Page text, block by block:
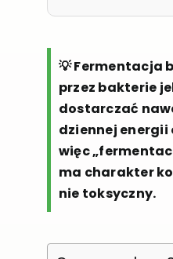
💡 Fermentacja
przez bakterie
dostarczać
dziennej
więc
ma charakter
nie toksyczny.